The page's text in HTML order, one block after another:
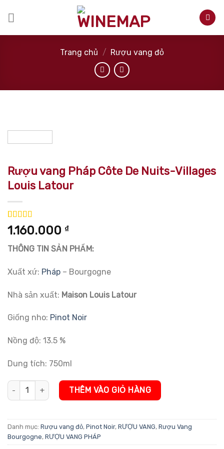
Trang chủ / Rượu vang đỏ
Rượu vang Pháp Côte De Nuits-Villages
Louis Latour
5.00trên 5
dựa trên
1
đánh giá
1.160.000 ₫
THÔNG TIN SẢN PHẨM:
Xuất xứ: Pháp – Bourgogne
Nhà sản xuất: Maison Louis Latour
Giống nho: Pinot Noir
Nồng độ: 13.5 %
Dung tích: 750ml
Rượu vang Pháp Côte De Nuits-Villages Louis Latour số lượng
THÊM VÀO GIỎ HÀNG
Danh mục: Rượu vang đỏ, Pinot Noir, RƯỢU VANG, Rượu Vang
Bourgogne, RƯỢU VANG PHÁP